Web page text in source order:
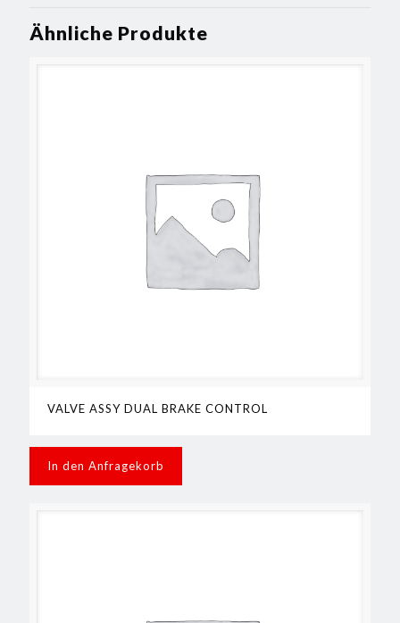
Ähnliche Produkte
VALVE ASSY DUAL BRAKE CONTROL
In den Anfragekorb